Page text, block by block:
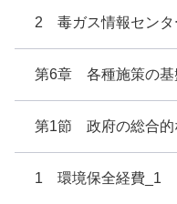
2 毒ガス情報センタ
第6章 各種施策の基
第1節 政府の総合的
1 環境保全経費_1